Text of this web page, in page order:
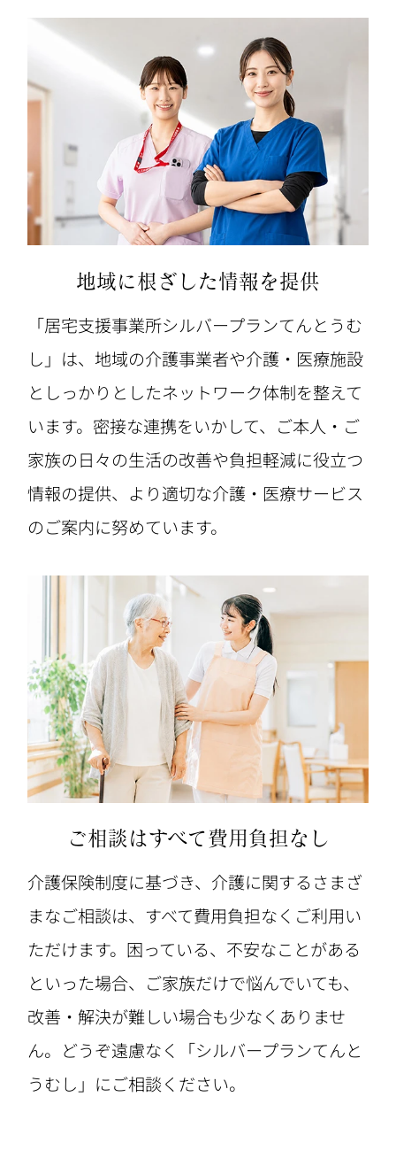
地域に根ざした情報を提供
「居宅支援事業所シルバープランてんとうむ
し」は、地域の介護事業者や介護・医療施設
としっかりとしたネットワーク体制を整えて
います。密接な連携をいかして、ご本人・ご
家族の日々の生活の改善や負担軽減に役立つ
情報の提供、より適切な介護・医療サービス
のご案内に努めています。
ご相談はすべて費用負担なし
介護保険制度に基づき、介護に関するさまざ
まなご相談は、すべて費用負担なくご利用い
ただけます。困っている、不安なことがある
といった場合、ご家族だけで悩んでいても、
改善・解決が難しい場合も少なくありませ
ん。どうぞ遠慮なく「シルバープランてんと
うむし」にご相談ください。